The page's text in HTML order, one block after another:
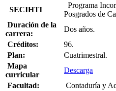
SECIHTI
Programa
Posgrados de
Duración de la
carrera:
Dos años.
Créditos:
96.
Plan:
Cuatrimestral.
Mapa
curricular
Descarga
Facultad:
Contaduría y